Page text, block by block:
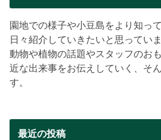
園地での様子や小豆島をより知っ
日々紹介していきたいと思っていま
動物や植物の話題やスタッフのお
近な出来事をお伝えしていく、そ
す。
最近の投稿